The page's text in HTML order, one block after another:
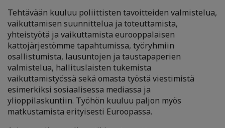
Tehtävään kuuluu poliittisten tavoitteiden valmistelua,
vaikuttamisen suunnittelua ja toteuttamista,
yhteistyötä ja vaikuttamista eurooppalaisen
kattojärjestömme tapahtumissa, työryhmiin
osallistumista, lausuntojen ja taustapaperien
valmistelua, hallituslaisten tukemista
vaikuttamistyössä sekä omasta työstä viestimistä
esimerkiksi sosiaalisessa mediassa ja
ylioppilaskuntiin. Työhön kuuluu paljon myös
matkustamista erityisesti Euroopassa.